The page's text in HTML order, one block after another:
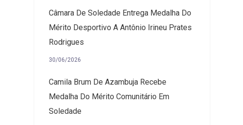
Câmara De Soledade Entrega Medalha Do
Mérito Desportivo A Antônio Irineu Prates
Rodrigues
30/06/2026
Camila Brum De Azambuja Recebe
Medalha Do Mérito Comunitário Em
Soledade